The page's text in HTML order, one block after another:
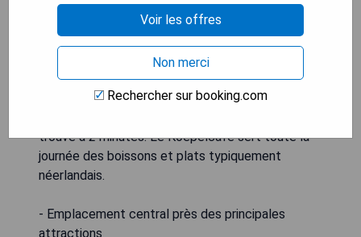
contemporains, d'un coin salon et d'une télévision
LCD avec chaînes câblées et satellite. Depuis le
Renaissance, il est facile de se déplacer dans la
ville, avec la plupart des magasins, restaurants et
attractions accessibles à pied. Pour les distances
trouve à 2 minutes. Le Koepelcafé sert toute la
journée des boissons et plats typiquement
néerlandais.
- Emplacement central près des principales
attractions
Voir les offres
Non merci
Rechercher sur booking.com